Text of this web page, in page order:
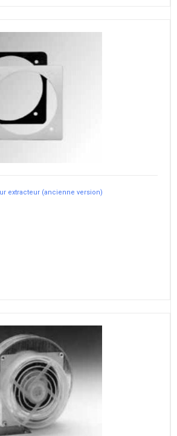
extracteur (ancienne version)